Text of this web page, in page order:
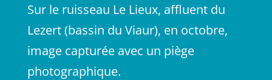
Sur le ruisseau Le Lieux, affluent du
Lezert (bassin du Viaur), en octobre,
image capturée avec un piège
photographique.